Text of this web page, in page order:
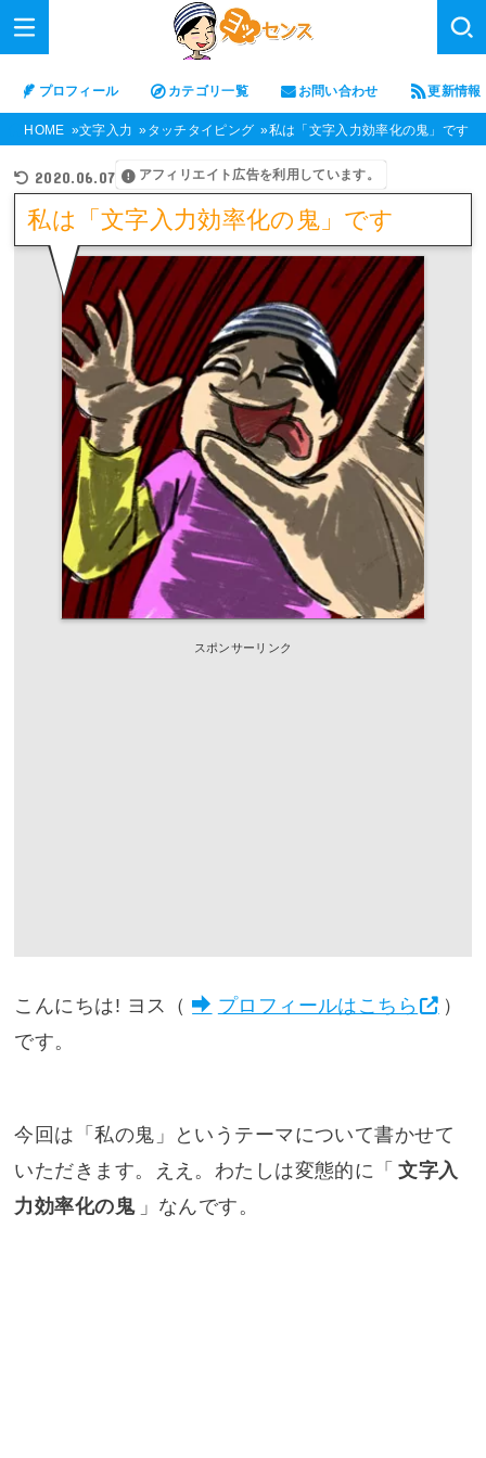
プロフィール カテゴリ一覧 お問い合わせ 更新情報
HOME 文字入力 タッチタイピング 私は「文字入力効率化の鬼」です
2020.06.07 アフィリエイト広告を利用しています。
私は「文字入力効率化の鬼」です
スポンサーリンク
こんにちは! ヨス（ プロフィールはこちら
）
です。
今回は「私の鬼」というテーマについて書かせて
いただきます。ええ。わたしは変態的に「 文字入
力効率化の鬼 」なんです。